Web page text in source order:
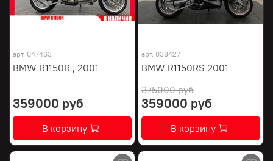
арт. 047463
BMW R1150R , 2001
359000 руб
В корзину
арт. 038427
BMW R1150RS 2001
375000 руб
359000 руб
В корзину